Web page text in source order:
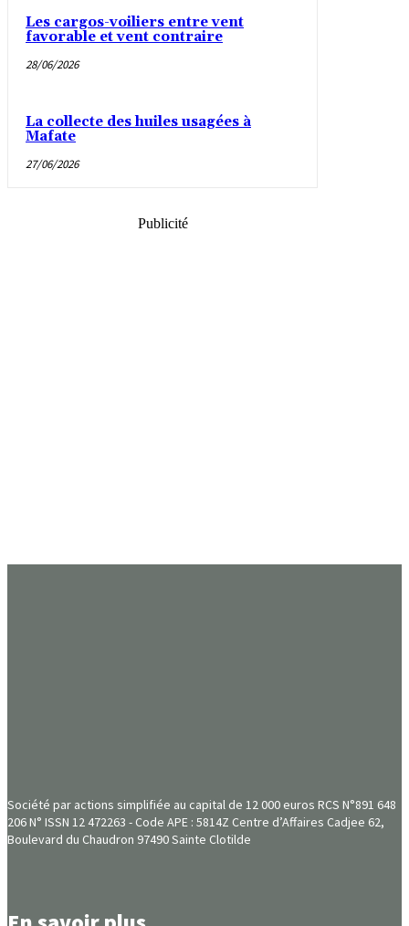
Les cargos-voiliers entre vent
favorable et vent contraire
28/06/2026
La collecte des huiles usagées à
Mafate
27/06/2026
Publicité
Société par actions simplifiée au capital de 12 000 euros RCS N°891 648
206 N° ISSN 12 472263 - Code APE : 5814Z Centre d’Affaires Cadjee 62,
Boulevard du Chaudron 97490 Sainte Clotilde